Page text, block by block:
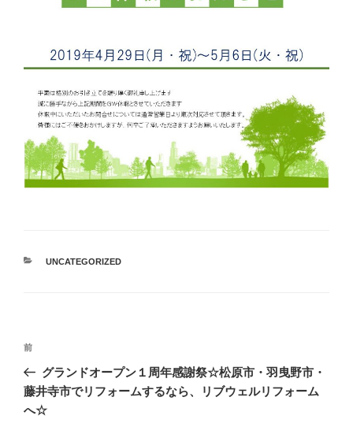
カ
UNCATEGORIZED
投
ナ
ビ
前
の
投
稿
前
グランドオープン１周年感謝祭☆松原市・羽曳野市・
藤井寺市でリフォームするなら、リブウェルリフォーム
へ☆